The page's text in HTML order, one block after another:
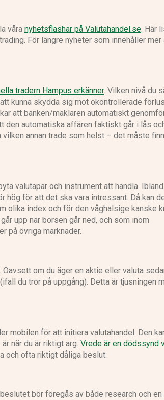
våra nyhetsflashar på Valutahandel.se. Här
För längre nyheter som innehåller mer
tradern Hampus erkänner. Vilken nivå du
kunna skydda sig mot okontrollerade
att banken/mäklaren automatiskt
den automatiska affären faktiskt går i lås
annan trade som helst – det måste
valutapar och instrument att handla.
hög för att det ska vara intressant. Då kan
olika index och för den våghalsige kanske
upp när börsen går ned, och som inom
på övriga marknader.
om du äger en aktie eller valuta
du tror på uppgång). Detta är tjusningen
mobilen för att initiera valutahandel. Den
när du är riktigt arg. Vrede är en dödssynd
och ofta riktigt dåliga beslut.
bör föregås av både research och en